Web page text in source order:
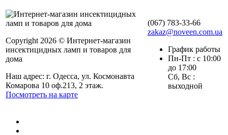
Copyright 2026 © Интернет-магазин
инсектицидных ламп и товаров для
дома
Наш адрес: г. Одесса, ул. Космонавта
Комарова 10 оф.213, 2 этаж.
Посмотреть на карте
(067) 783-33-66
zakaz@noveen.com.ua
График работы
Пн-Пт : с 10:00
до 17:00
Сб, Вс :
выходной